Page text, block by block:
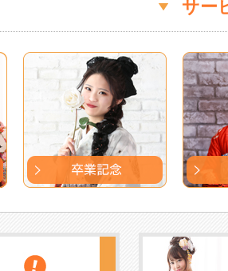
サー